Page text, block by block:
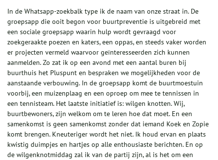
In de Whatsapp-zoekbalk type ik de naam van onze straat in. De
groepsapp die ooit begon voor buurtpreventie is uitgebreid met
een sociale groepsapp waarin hulp wordt gevraagd voor
zoekgeraakte poezen en katers, een oppas, en steeds vaker worden
er projecten vermeld waarvoor geïnteresseerden zich kunnen
aanmelden. Zo zat ik op een avond met een aantal buren bij
buurthuis het Pluspunt en bespraken we mogelijkheden voor de
aanstaande verbouwing. In de groepsapp komt de buurtmoestuin
voorbij, een muizenplaag en een oproep om mee te tennissen in
een tennisteam. Het laatste initiatief is: wilgen knotten. Wij,
buurtbewoners, zijn welkom om te leren hoe dat moet. En een
samenkomst is geen samenkomst zonder dat iemand Koek en Zopie
komt brengen. Kneuteriger wordt het niet. Ik houd ervan en plaats
kwistig duimpjes en hartjes op alle enthousiaste berichten. En op
de wilgenknotmiddag zal ik van de partij zijn, al is het om een